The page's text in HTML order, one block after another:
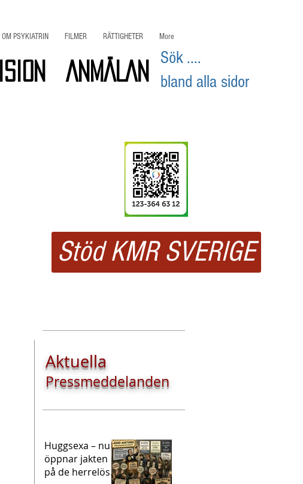
OM PSYKIATRIN FILMER RÄTTIGHETER More
ANMÄLAN
Sök ....
bland alla sidor
Stöd KMR SVERIGE
Aktuella
Pressmeddelanden
Huggsexa – nu
öppnar jakten
på de herrelösa